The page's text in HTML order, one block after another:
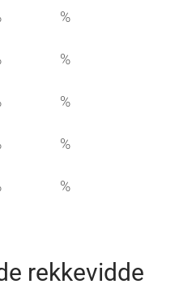
%
%
%
%
%
rekkevidde